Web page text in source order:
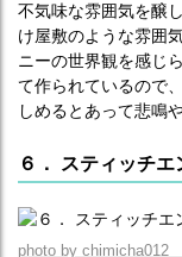
不気味な雰囲気を醸
け屋敷のような雰囲
ニーの世界観を感じ
て作られているので
しめるとあって悲鳴
６． スティッチ
photo by